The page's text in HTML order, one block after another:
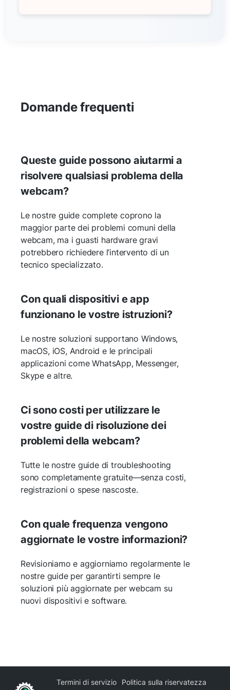
Domande frequenti
Queste guide possono aiutarmi a
risolvere qualsiasi problema della
webcam?
Le nostre guide complete coprono la
maggior parte dei problemi comuni della
webcam, ma i guasti hardware gravi
potrebbero richiedere l’intervento di un
tecnico specializzato.
Con quali dispositivi e app
funzionano le vostre istruzioni?
Le nostre soluzioni supportano Windows,
macOS, iOS, Android e le principali
applicazioni come WhatsApp, Messenger,
Skype e altre.
Ci sono costi per utilizzare le
vostre guide di risoluzione dei
problemi della webcam?
Tutte le nostre guide di troubleshooting
sono completamente gratuite—senza costi,
registrazioni o spese nascoste.
Con quale frequenza vengono
aggiornate le vostre informazioni?
Revisioniamo e aggiorniamo regolarmente le
nostre guide per garantirti sempre le
soluzioni più aggiornate per webcam su
nuovi dispositivi e software.
Termini di servizio Politica sulla riservatezza